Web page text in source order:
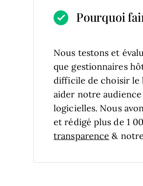
Pourquoi
Nous testons et
que gestionnaires
difficile de choisir le
aider notre
logicielles. Nous
et rédigé plus de 1
transparence &